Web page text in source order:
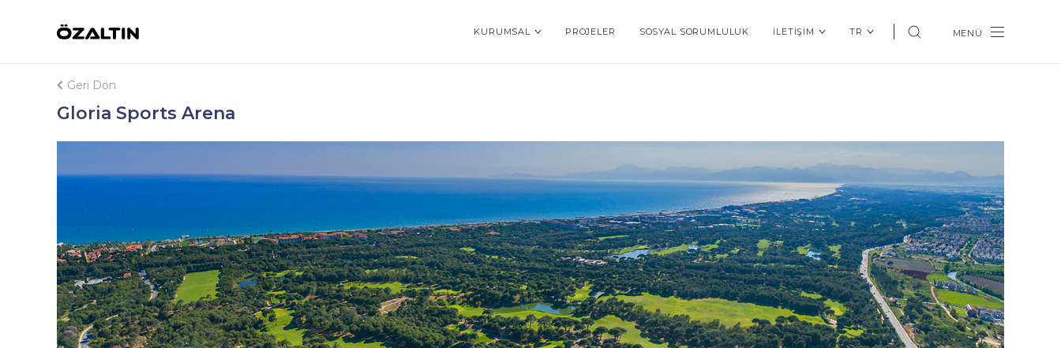
KURUMSAL PROJELER SOSYAL SORUMLULUK İLETİŞİM TR MENÜ
Geri Dön
Gloria Sports Arena